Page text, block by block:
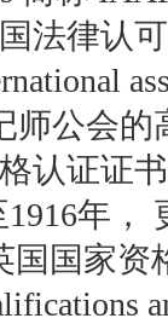
法律认
师公会
认证证
年，
国国家